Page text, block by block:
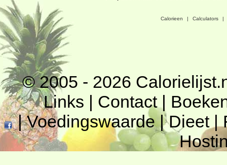
Calorieen | Calculators |
© 2005 - 2026
Links | Contact|
|Voedingswaarde|Dieet|